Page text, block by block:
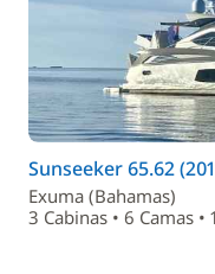
Sunseeker 65.62
Exuma (Bahamas)
3 Cabinas • 6 Camas •